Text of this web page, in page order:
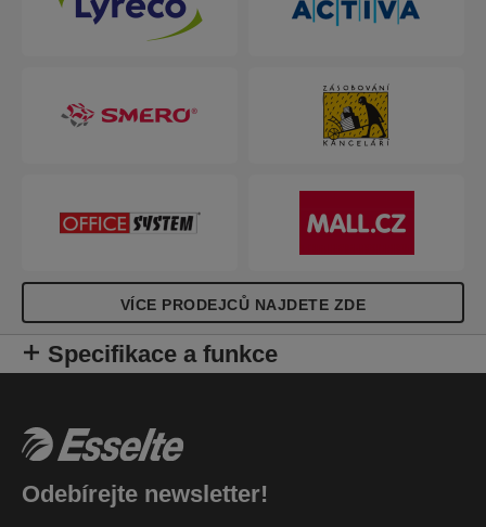
VÍCE PRODEJCŮ NAJDETE ZDE
Specifikace a funkce
Odebírejte newsletter!